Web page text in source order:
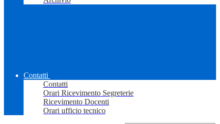
Contatti
Contatti
Orari Ricevimento Segreterie
Ricevimento Docenti
Orari ufficio tecnico